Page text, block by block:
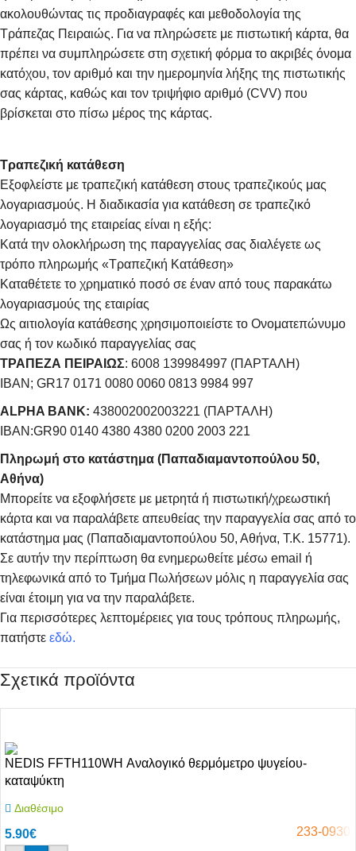
ακολουθώντας τις προδιαγραφές και μεθοδολογία της
Τράπεζας Πειραιώς. Για να πληρώσετε με πιστωτική κάρτα, θα
πρέπει να συμπληρώσετε στη σχετική φόρμα το ακριβές όνομα
κατόχου, τον αριθμό και την ημερομηνία λήξης της πιστωτικής
σας κάρτας, καθώς και τον τριψήφιο αριθμό (CVV) που
βρίσκεται στο πίσω μέρος της κάρτας.
Τραπεζική κατάθεση
Εξοφλείστε με τραπεζική κατάθεση στους τραπεζικούς μας
λογαριασμούς. Η διαδικασία για κατάθεση σε τραπεζικό
λογαριασμό της εταιρείας είναι η εξής:
Κατά την ολοκλήρωση της παραγγελίας σας διαλέγετε ως
τρόπο πληρωμής «Τραπεζική Κατάθεση»
Καταθέτετε το χρηματικό ποσό σε έναν από τους παρακάτω
λογαριασμούς της εταιρίας
Ως αιτιολογία κατάθεσης χρησιμοποιείστε το Ονοματεπώνυμο
σας ή τον κωδικό παραγγελίας σας
ΤΡΑΠΕΖΑ ΠΕΙΡΑΙΩΣ: 6008 139984997 (ΠΑΡΤΑΛΗ)
IBAN; GR17 0171 0080 0060 0813 9984 997
ALPHA BANK: 438002002003221 (ΠΑΡΤΑΛΗ)
IBAN:GR90 0140 4380 4380 0200 2003 221
Πληρωμή στο κατάστημα (Παπαδιαμαντοπούλου 50,
Αθήνα)
Μπορείτε να εξοφλήσετε με μετρητά ή πιστωτική/χρεωστική
κάρτα και να παραλάβετε απευθείας την παραγγελία σας από το
κατάστημα μας (Παπαδιαμαντοπούλου 50, Αθήνα, Τ.Κ. 15771).
Σε αυτήν την περίπτωση θα ενημερωθείτε μέσω email ή
τηλεφωνικά από το Τμήμα Πωλήσεων μόλις η παραγγελία σας
είναι έτοιμη για να την παραλάβετε.
Για περισσότερες λεπτομέρειες για τους τρόπους πληρωμής,
πατήστε εδώ.
Σχετικά προϊόντα
NEDIS FFTH110WH Αναλογικό θερμόμετρο ψυγείου-
καταψύκτη
Διαθέσιμο
5.90€ 233-0930